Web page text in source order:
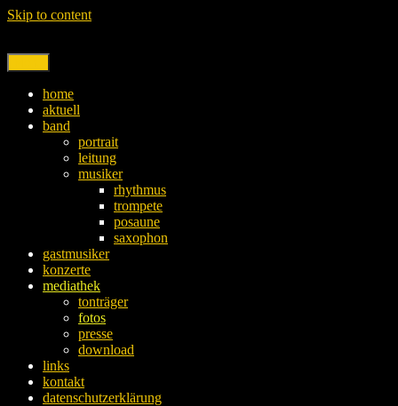
Skip to content
home
aktuell
band
portrait
leitung
musiker
rhythmus
trompete
posaune
saxophon
gastmusiker
konzerte
mediathek
tonträger
fotos
presse
download
links
kontakt
datenschutzerklärung